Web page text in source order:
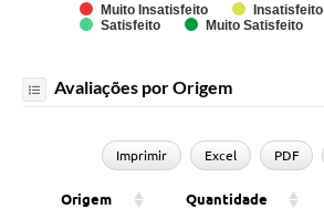
Muito Insatisfeito Insatisfeito
Satisfeito
Muito Satisfeito
Avaliações por Origem
Imprimir Excel PDF
Origem Quantidade